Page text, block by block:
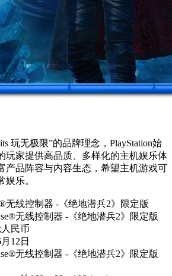
玩无极限”的品牌理念，PlayStation始
玩家提供高品质、多样化的主机娱乐体
产品阵容与内容生态，希望主机游戏可
娱乐。
无线控制器 -《绝地潜兵2》限定版
无线控制器 -《绝地潜兵2》限定版
民币
12日
无线控制器 -《绝地潜兵2》限定版